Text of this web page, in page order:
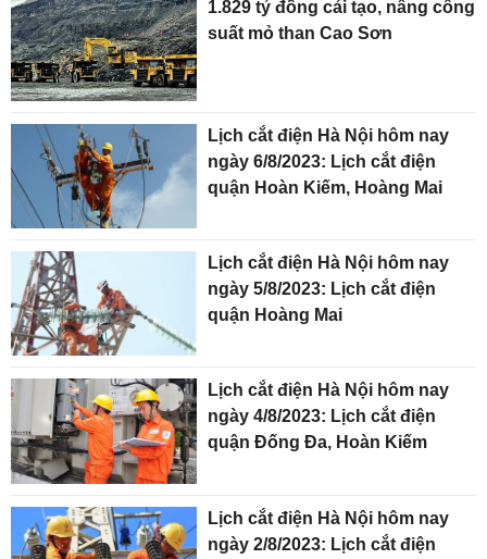
1.829 tỷ đồng cải tạo, nâng công
suất mỏ than Cao Sơn
Lịch cắt điện Hà Nội hôm nay
ngày 6/8/2023: Lịch cắt điện
quận Hoàn Kiếm, Hoàng Mai
Lịch cắt điện Hà Nội hôm nay
ngày 5/8/2023: Lịch cắt điện
quận Hoàng Mai
Lịch cắt điện Hà Nội hôm nay
ngày 4/8/2023: Lịch cắt điện
quận Đống Đa, Hoàn Kiếm
Lịch cắt điện Hà Nội hôm nay
ngày 2/8/2023: Lịch cắt điện